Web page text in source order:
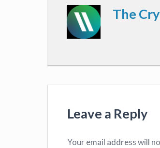
The
Leave a Reply
Your email address will